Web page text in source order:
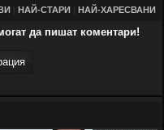
НАЙ-СТАРИ НАЙ-ХАРЕСВАНИ
да пишат коментари!